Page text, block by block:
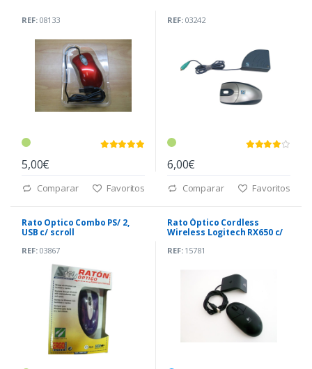
REF:08133
5,00€
Comparar Favoritos
REF:03242
6,00€
Comparar Favoritos
Rato Optico Combo PS/ 2,
USB c/ scroll
REF:03867
Rato Óptico Cordless
Wireless Logitech RX650 c/
REF:15781